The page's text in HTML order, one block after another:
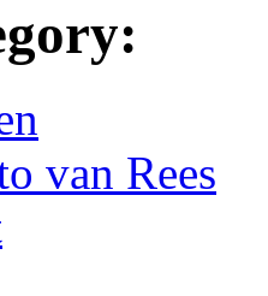
van Rees